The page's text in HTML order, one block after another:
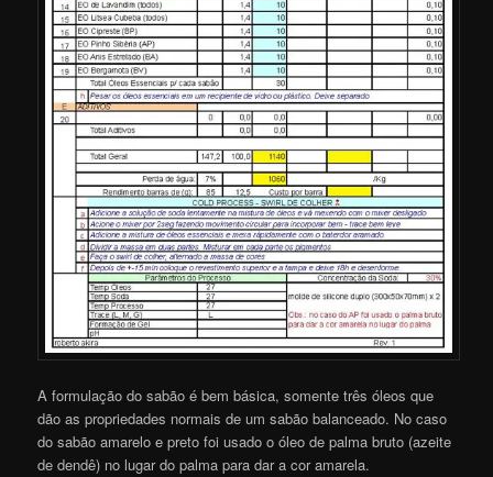
A formulação do sabão é bem básica, somente três óleos que
dão as propriedades normais de um sabão balanceado. No caso
do sabão amarelo e preto foi usado o óleo de palma bruto (azeite
de dendê) no lugar do palma para dar a cor amarela.